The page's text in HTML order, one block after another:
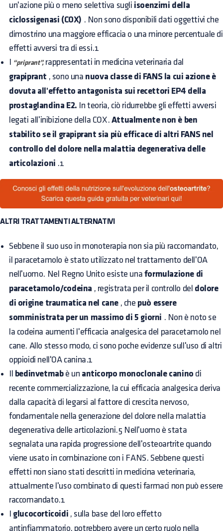
un'azione più o meno selettiva sugli isoenzimi della
ciclossigenasi (COX) . Non sono disponibili dati oggettivi che
dimostrino una maggiore efficacia o una minore percentuale di
effetti avversi tra di essi.1
“priprant”,rappresentati in medicina veterinaria dal
grapiprant , sono una nuova classe di FANS la cui azione è
dovuta all'effetto antagonista sui recettori EP4 della
prostaglandina E2. In teoria, ciò ridurrebbe gli effetti avversi
legati all'inibizione della COX. Attualmente non è ben
stabilito se il grapiprant sia più efficace di altri FANS nel
controllo del dolore nella malattia degenerativa delle
articolazioni .1
ALTRI TRATTAMENTI ALTERNATIVI
Sebbene il suo uso in monoterapia non sia più raccomandato,
il paracetamolo è stato utilizzato nel trattamento dell'OA
nell'uomo. Nel Regno Unito esiste una formulazione di
paracetamolo/codeina , registrata per il controllo del dolore
di origine traumatica nel cane , che può essere
somministrata per un massimo di 5 giorni . Non è noto se
la codeina aumenti l'efficacia analgesica del paracetamolo nel
cane. Allo stesso modo, ci sono poche evidenze sull'uso di altri
oppioidi nell'OA canina.1
bedinvetmabè un anticorpo monoclonale canino di
recente commercializzazione, la cui efficacia analgesica deriva
dalla capacità di legarsi al fattore di crescita nervoso,
fondamentale nella generazione del dolore nella malattia
degenerativa delle articolazioni.5 Nell'uomo è stata
segnalata una rapida progressione dell'osteoartrite quando
viene usato in combinazione con i FANS. Sebbene questi
effetti non siano stati descritti in medicina veterinaria,
attualmente l'uso combinato di questi farmaci non può essere
raccomandato.1
glucocorticoidi , sulla base del loro effetto
antinfiammatorio, potrebbero avere un certo ruolo nella